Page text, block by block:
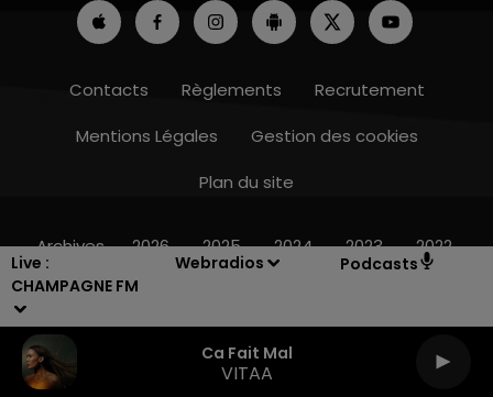
Live :
CHAMPAGNE FM
Webradios Podcasts
Ca Fait Mal
VITAA
7h00 - 12h00
Contacts Règlements
Recrutement
Mentions Légales
Gestion des cookies
Plan du site
Archives 2026 2025 2024 2023 2022